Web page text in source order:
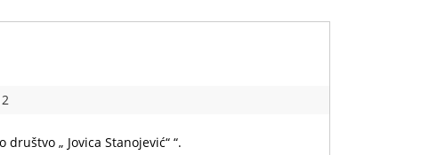
„ Jovica Stanojević“ “.